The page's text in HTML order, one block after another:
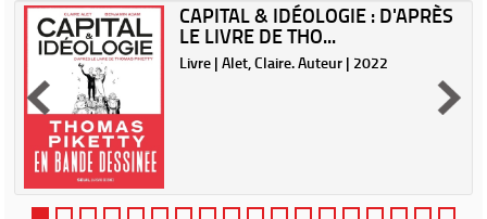
CAPITAL & IDÉOLOGIE : D'APRÈS
LE LIVRE DE THO...
Livre | Alet, Claire. Auteur | 2022